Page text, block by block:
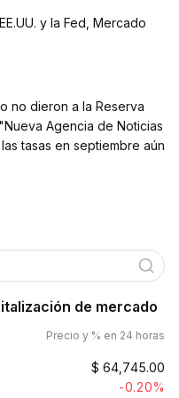
y la Fed, Mercado
no dieron a la Reserva
Agencia de Noticias
tasas en septiembre aún
de mercado
Precio y % en 24 horas
$ 64,745.00
-0.20%